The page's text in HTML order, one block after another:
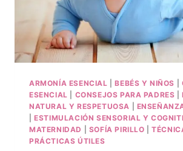
ARMONÍA ESENCIAL |BEBÉS Y NIÑOS
ESENCIAL
CONSEJOS PARA PADRES |
NATURAL Y RESPETUOSA
|ESTIMULACIÓN SENSORIAL Y
MATERNIDAD
SOFÍA PIRILLO |
PRÁCTICAS ÚTILES